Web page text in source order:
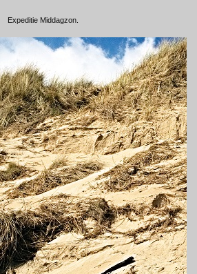
Expeditie Middagzon.